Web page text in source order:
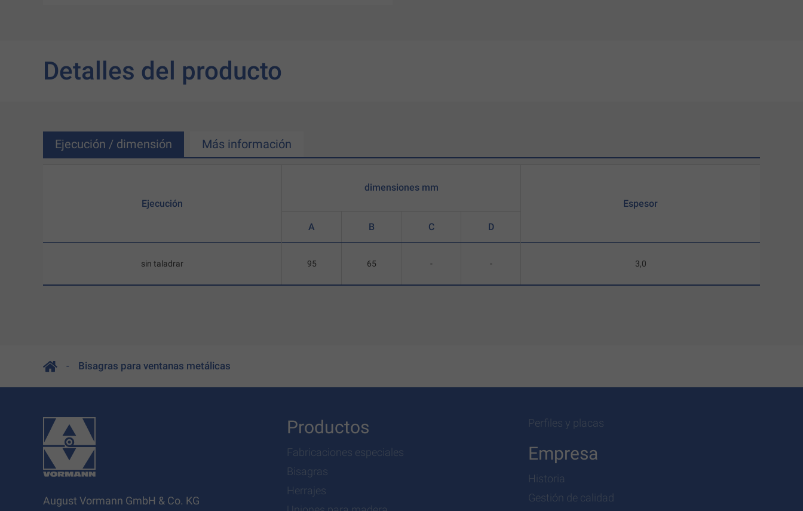
Detalles del producto
Ejecución / dimensión Más información
Ejecución
sin taladrar
dimensiones mm
A B C D
95 65 - -
Espesor
3,0
Bisagras para ventanas metálicas
August Vormann GmbH & Co. KG
Productos
Fabricaciones especiales
Bisagras
Herrajes
Perfiles y placas
Empresa
Historia
Gestión de calidad